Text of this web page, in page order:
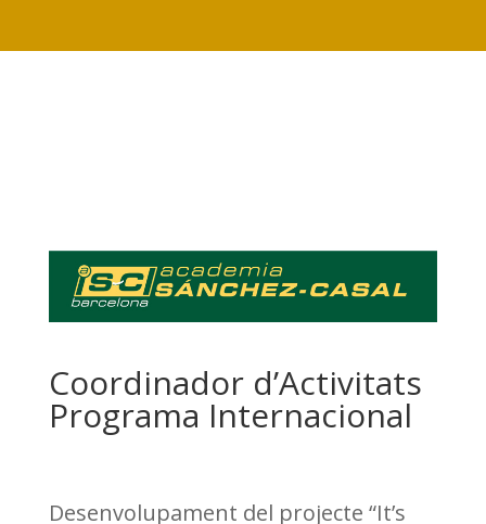
Coordinador d’Activitats
Programa Internacional
Desenvolupament del projecte “It’s